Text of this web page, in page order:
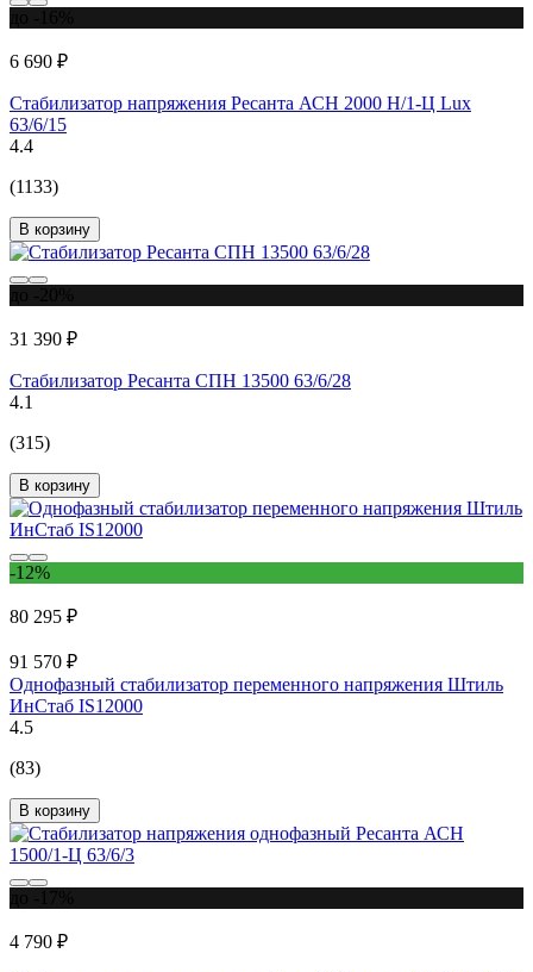
6 690 ₽
Стабилизатор напряжения Ресанта АСН 2000 Н/1-Ц Lux
63/6/15
4.4
(1133)
В корзину
31 390 ₽
Стабилизатор Ресанта СПН 13500 63/6/28
4.1
(315)
В корзину
-12%
80 295 ₽
91 570 ₽
Однофазный стабилизатор переменного напряжения Штиль
ИнСтаб IS12000
4.5
(83)
В корзину
4 790 ₽